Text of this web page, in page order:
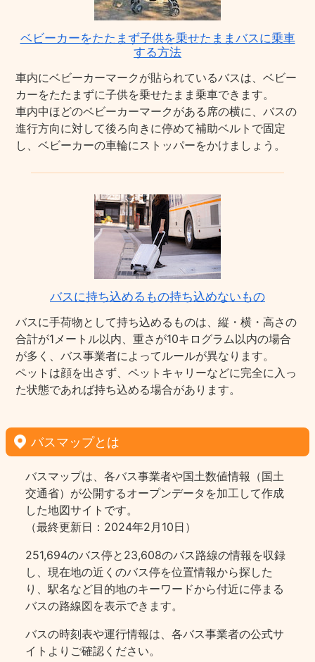
ベビーカーをたたまず子供を乗せたままバスに乗車
する方法
車内にベビーカーマークが貼られているバスは、ベビー
カーをたたまずに子供を乗せたまま乗車できます。
車内中ほどのベビーカーマークがある席の横に、バスの
進行方向に対して後ろ向きに停めて補助ベルトで固定
し、ベビーカーの車輪にストッパーをかけましょう。
バスに持ち込めるもの持ち込めないもの
バスに手荷物として持ち込めるものは、縦・横・高さの
合計が1メートル以内、重さが10キログラム以内の場合
が多く、バス事業者によってルールが異なります。
ペットは顔を出さず、ペットキャリーなどに完全に入っ
た状態であれば持ち込める場合があります。
バスマップとは
バスマップは、各バス事業者や国土数値情報（国土
交通省）が公開するオープンデータを加工して作成
した地図サイトです。
（最終更新日：2024年2月10日）
251,694のバス停と23,608のバス路線の情報を収録
し、現在地の近くのバス停を位置情報から探した
り、駅名など目的地のキーワードから付近に停まる
バスの路線図を表示できます。
バスの時刻表や運行情報は、各バス事業者の公式サ
イトよりご確認ください。